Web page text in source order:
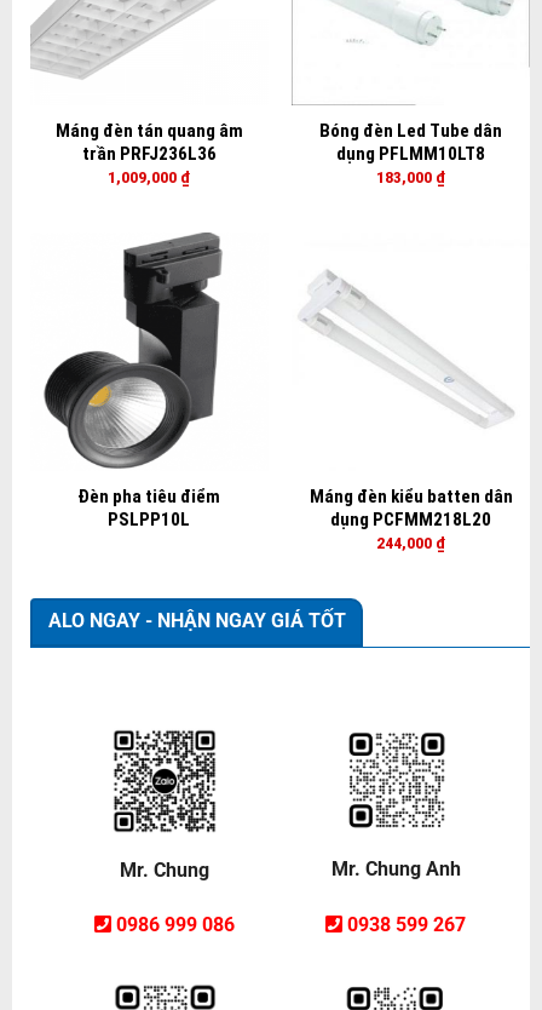
Máng đèn tán quang âm
trần PRFJ236L36
1,009,000 ₫
Bóng đèn Led Tube dân
dụng PFLMM10LT8
183,000 ₫
Đèn pha tiêu điểm
PSLPP10L
Máng đèn kiểu batten dân
dụng PCFMM218L20
244,000 ₫
ALO NGAY - NHẬN NGAY GIÁ TỐT
Mr. Chung
0986 999 086
Mr. Chung Anh
0938 599 267